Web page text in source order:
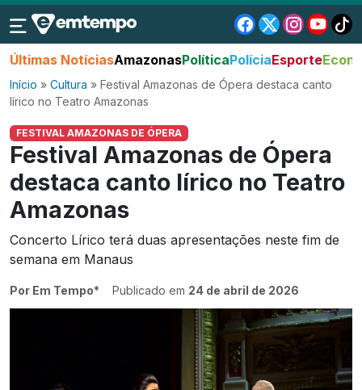
Últimas NotíciasAmazonasPolíticaPolíciaEsporte
Início » Cultura » Festival Amazonas de Ópera destaca canto
lírico no Teatro Amazonas
FESTIVAL AMAZONAS DE ÓPERA
Festival Amazonas de Ópera
destaca canto lírico no Teatro
Amazonas
Concerto Lírico terá duas apresentações neste fim de
semana em Manaus
Por Em Tempo* Publicado em 24 de abril de 2026